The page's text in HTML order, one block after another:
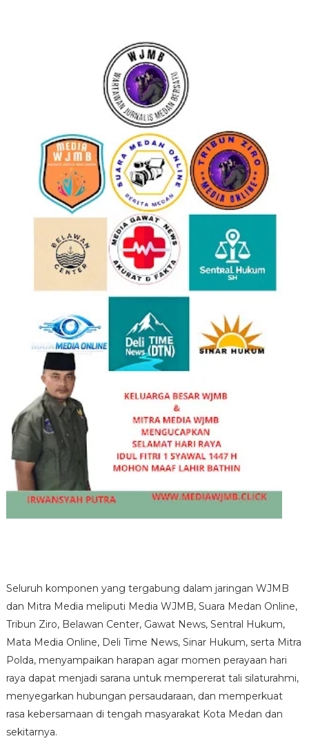
Seluruh komponen yang tergabung dalam jaringan WJMB
dan Mitra Media meliputi Media WJMB, Suara Medan Online,
Tribun Ziro, Belawan Center, Gawat News, Sentral Hukum,
Mata Media Online, Deli Time News, Sinar Hukum, serta Mitra
Polda, menyampaikan harapan agar momen perayaan hari
raya dapat menjadi sarana untuk mempererat tali silaturahmi,
menyegarkan hubungan persaudaraan, dan memperkuat
rasa kebersamaan di tengah masyarakat Kota Medan dan
sekitarnya.